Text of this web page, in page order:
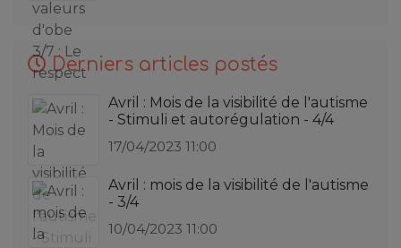
Derniers articles postés
Avril : Mois de la visibilité de l'autisme
- Stimuli et autorégulation - 4/4
17/04/2023 11:00
Avril : mois de la visibilité de l'autisme
- 3/4
10/04/2023 11:00